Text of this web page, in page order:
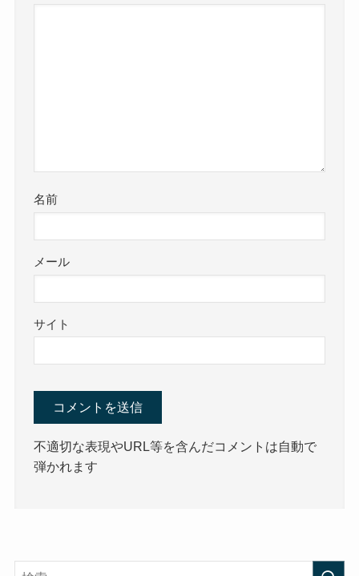
名前
メール
サイト
不適切な表現やURL等を含んだコメントは自動で
弾かれます